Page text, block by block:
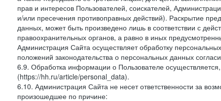
прав и интересов Пользователей, соискателей,
и/или пресечения противоправных действий). Раскрытие
данных, может быть произведено лишь в соответствии с
правоохранительных органов, а равно в иных
Администрация Сайта осуществляет обработку
положений законодательства о персональных данных
6.9. Обработка информации о Пользователе
(https://hh.ru/article/personal_data).
6.10. Администрация Сайта не несет ответственности за
произошедшее по причине: